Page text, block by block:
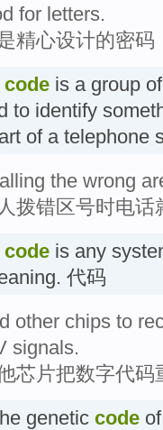
for letters.
精心设计的密
code is a group
to identify
of a telephone
the wrong
拨错区号时电话
code is any
代码
other chips to
signals.
芯片把数字代
genetic code